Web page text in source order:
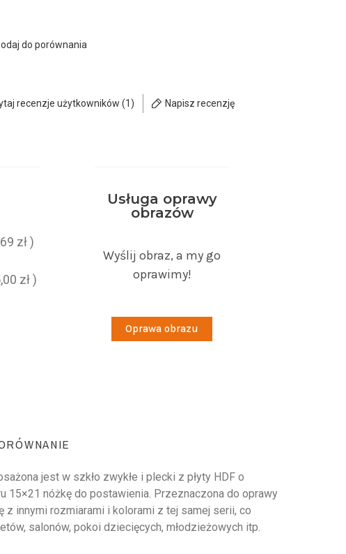
do porównania
recenzje użytkowników (1) Napisz recenzję
zł )
zł )
Usługa oprawy
obrazów
Wyślij obraz, a my go
oprawimy!
Oprawa obrazu
jest w szkło zwykłe i plecki z płyty HDF o
nóżkę do postawienia. Przeznaczona do oprawy
z innymi rozmiarami i kolorami z tej samej serii, co
salonów, pokoi dziecięcych, młodzieżowych itp.